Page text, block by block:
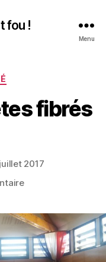
fou !
Menu
fibrés
2017
sur
êtes
fibrés
!